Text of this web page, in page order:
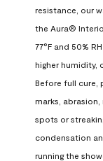
resistance, our
the Aura®
77°F and 50%
higher humidity,
Before full cure,
marks,
spots or
condensation
running the